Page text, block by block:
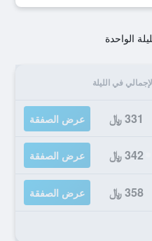
الواحدة
في الليلة
331 ﷼ عرض الصفقة
342 ﷼ عرض الصفقة
358 ﷼ عرض الصفقة